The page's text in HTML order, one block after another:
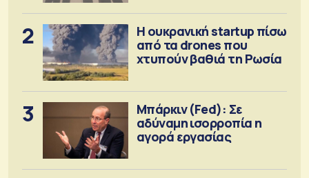
2
Η ουκρανική startup πίσω
από τα drones που
χτυπούν βαθιά τη Ρωσία
3
Μπάρκιν (Fed): Σε
αδύναμη ισορροπία η
αγορά εργασίας